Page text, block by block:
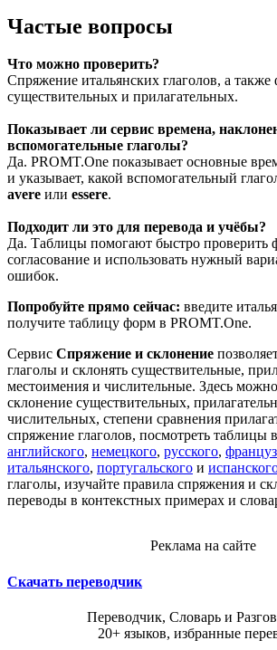
Частые вопросы
Что можно проверить?
Спряжение итальянских глаголов, а
существительных и прилагательных.
Показывает ли сервис времена,
вспомогательные глаголы?
Да. PROMT.One показывает основные
и указывает, какой вспомогательный
avere или essere.
Подходит ли это для перевода и учёбы?
Да. Таблицы помогают быстро проверить
согласование и использовать нужный
ошибок.
Попробуйте прямо сейчас: введите
получите таблицу форм в PROMT.One.
Сервис Спряжение и склонение
глаголы и склонять существительные,
местоимения и числительные. Здесь
склонение существительных,
числительных, степени сравнения
спряжение глаголов, посмотреть таблицы
английского, немецкого, русского,
итальянского, португальского и
глаголы, изучайте правила спряжения и
переводы в контекстных примерах и
Реклама на сайте
Скачать переводчик
Переводчик, Словарь и
20+ языков, избранные